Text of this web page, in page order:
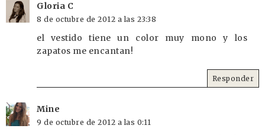
Gloria C
8 de octubre de 2012 a las 23:38
el vestido tiene un color muy mono y los
zapatos me encantan!
Responder
Mine
9 de octubre de 2012 a las 0:11